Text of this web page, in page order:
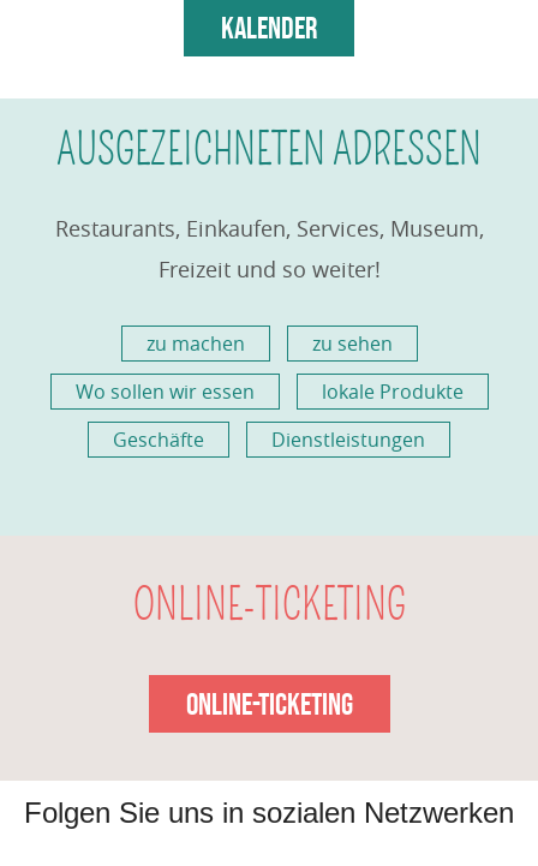
KALENDER
AUSGEZEICHNETEN ADRESSEN
Restaurants, Einkaufen, Services, Museum,
Freizeit und so weiter!
zu machen
zu sehen
Wo sollen wir essen
lokale Produkte
Geschäfte
Dienstleistungen
ONLINE-TICKETING
ONLINE-TICKETING
Folgen Sie uns in sozialen Netzwerken